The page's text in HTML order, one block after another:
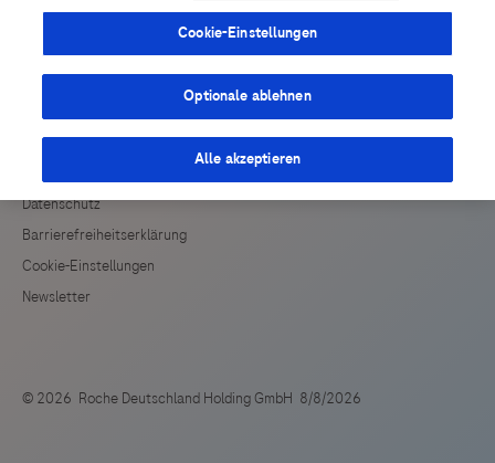
Cookie-Einstellungen
Optionale ablehnen
Alle akzeptieren